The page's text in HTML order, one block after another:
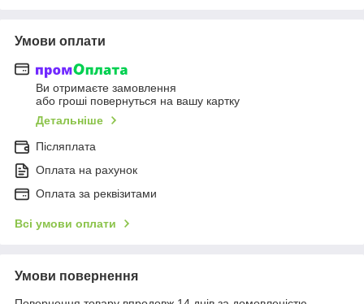
Умови оплати
Ви отримаєте замовлення
або гроші повернуться на вашу картку
Детальніше
Післяплата
Оплата на рахунок
Оплата за реквізитами
Всі умови оплати
Умови повернення